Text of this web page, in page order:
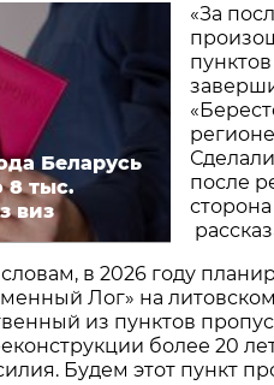
Беларусь
8 тыс.
виз
«За
после
в 2026 году
Лог» на
из пунктов
более 20
Будем этот пункт